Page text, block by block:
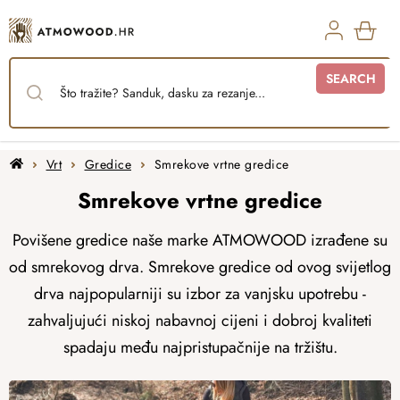
to
content
SEARCH
Home
Vrt Gredice Smrekove vrtne gredice
Smrekove vrtne gredice
Povišene gredice naše marke ATMOWOOD izrađene su
od smrekovog drva. Smrekove gredice od ovog svijetlog
drva najpopularniji su izbor za vanjsku upotrebu -
zahvaljujući niskoj nabavnoj cijeni i dobroj kvaliteti
spadaju među najpristupačnije na tržištu.